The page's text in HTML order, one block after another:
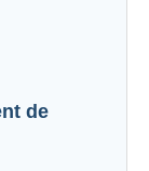
de
de